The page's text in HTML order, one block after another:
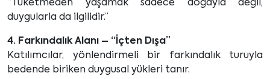
“Tüketmeden yaşamak sadece doğayla değil,
duygularla da ilgilidir.”
4. Farkındalık Alanı – “İçten Dışa”
Katılımcılar, yönlendirmeli bir farkındalık turuyla
bedende biriken duygusal yükleri tanır.